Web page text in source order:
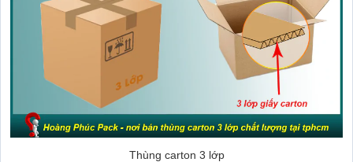
Thùng carton 3 lớp